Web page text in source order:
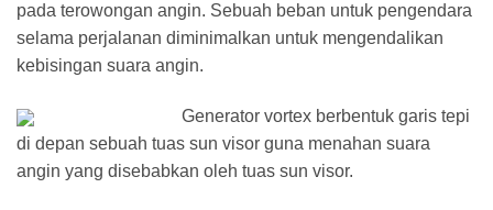
pada terowongan angin. Sebuah beban untuk pengendara
selama perjalanan diminimalkan untuk mengendalikan
kebisingan suara angin.
Generator vortex berbentuk garis tepi
di depan sebuah tuas sun visor guna menahan suara
angin yang disebabkan oleh tuas sun visor.